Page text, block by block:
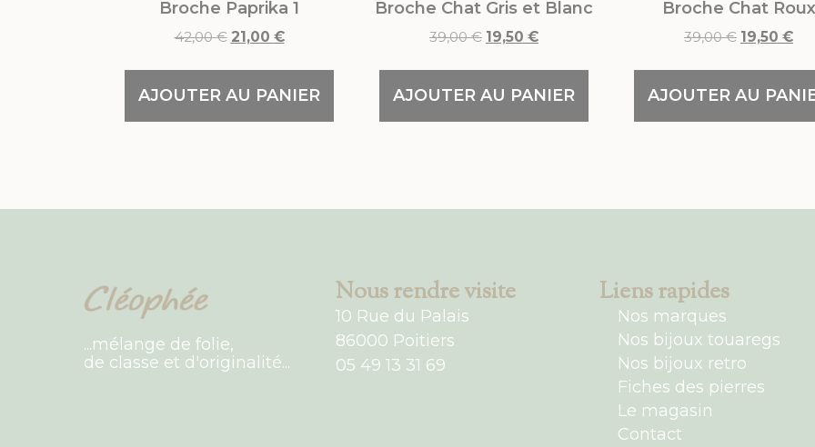
Broche Paprika 1
42,00€ 21,00 €
AJOUTER AU PANIER
Broche Chat Gris et Blanc
39,00€ 19,50 €
AJOUTER AU PANIER
Broche Chat Roux
39,00€ 19,50 €
AJOUTER AU
...mélange de folie,
de classe et d'originalité...
Nous rendre visite
10 Rue du Palais
86000 Poitiers
05 49 13 31 69
Liens rapides
Nos marques
Nos bijoux touaregs
Nos bijoux retro
Fiches des pierres
Le magasin
Contact